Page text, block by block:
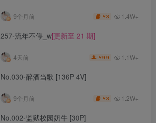
9个月前 ￥3 1.4W+
257-流年不停_w[更新至 21 期]
4天前 ￥9.9 1.1W+
No.030-醉酒当歌 [136P 4V]
9个月前 ￥3 1.2W+
No.002-监狱校园奶牛 [30P]